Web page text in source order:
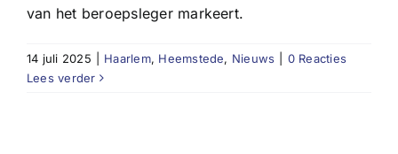
van het beroepsleger markeert.
14 juli 2025 Haarlem, Heemstede, Nieuws
0 Reacties
Lees verder